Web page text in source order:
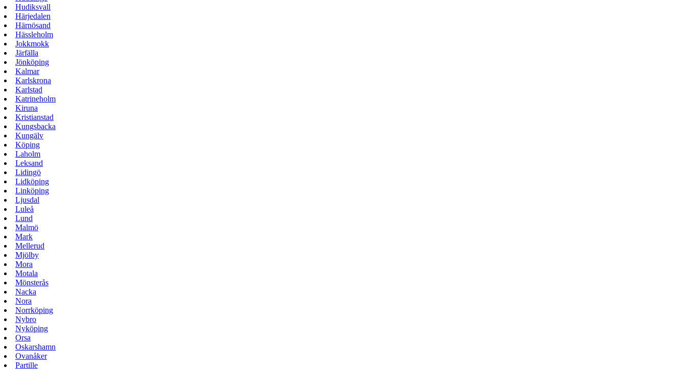
Hudiksvall
Härjedalen
Härnösand
Hässleholm
Jokkmokk
Järfälla
Jönköping
Kalmar
Karlskrona
Karlstad
Katrineholm
Kiruna
Kristianstad
Kungsbacka
Kungälv
Köping
Laholm
Leksand
Lidingö
Lidköping
Linköping
Ljusdal
Luleå
Lund
Malmö
Mark
Mellerud
Mjölby
Mora
Motala
Mönsterås
Nacka
Nora
Norrköping
Nybro
Nyköping
Orsa
Oskarshamn
Ovanåker
Partille